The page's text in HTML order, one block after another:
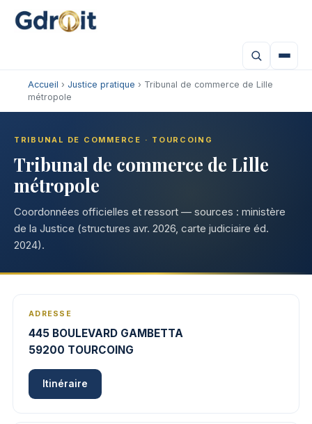
Accueil › Justice pratique › Tribunal de commerce de Lille
métropole
TRIBUNAL DE COMMERCE · TOURCOING
Tribunal de commerce de Lille
métropole
Coordonnées officielles et ressort — sources : ministère
de la Justice (structures avr. 2026, carte judiciaire éd.
2024).
ADRESSE
445 BOULEVARD GAMBETTA
59200 TOURCOING
Itinéraire